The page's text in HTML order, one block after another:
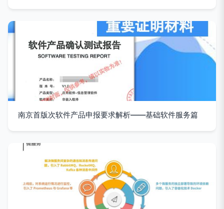
南京首版次软件产品申报要求解析——基础软件服务篇